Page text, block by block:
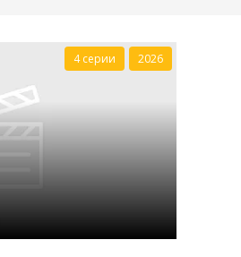
4 серии 2026